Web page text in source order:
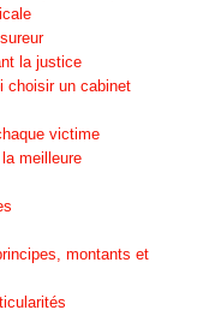
la justice
choisir un cabinet
victime
meilleure
montants et